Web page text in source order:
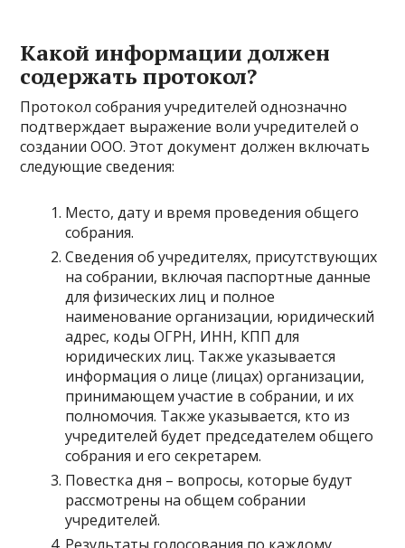
Какой информации должен
содержать протокол?
Протокол собрания учредителей однозначно
подтверждает выражение воли учредителей о
создании ООО. Этот документ должен включать
следующие сведения:
Место, дату и время проведения общего
собрания.
Сведения об учредителях, присутствующих
на собрании, включая паспортные данные
для физических лиц и полное
наименование организации, юридический
адрес, коды ОГРН, ИНН, КПП для
юридических лиц. Также указывается
информация о лице (лицах) организации,
принимающем участие в собрании, и их
полномочия. Также указывается, кто из
учредителей будет председателем общего
собрания и его секретарем.
Повестка дня – вопросы, которые будут
рассмотрены на общем собрании
учредителей.